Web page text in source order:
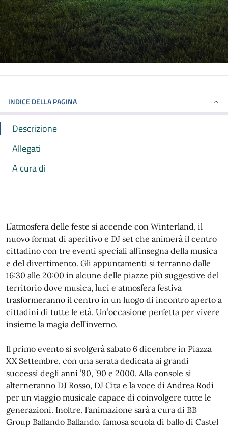
INDICE DELLA PAGINA
Descrizione
Allegati
A cura di
L’atmosfera delle feste si accende con Winterland, il
nuovo format di aperitivo e DJ set che animerà il centro
cittadino con tre eventi speciali all’insegna della musica
e del divertimento. Gli appuntamenti si terranno dalle
16:30 alle 20:00 in alcune delle piazze più suggestive del
territorio dove musica, luci e atmosfera festiva
trasformeranno il centro in un luogo di incontro aperto a
cittadini di tutte le età. Un’occasione perfetta per vivere
insieme la magia dell’inverno.
Il primo evento si svolgerà sabato 6 dicembre in Piazza
XX Settembre, con una serata dedicata ai grandi
successi degli anni ’80, ’90 e 2000. Alla console si
alterneranno DJ Rosso, DJ Cita e la voce di Andrea Rodi
per un viaggio musicale capace di coinvolgere tutte le
generazioni. Inoltre, l'animazione sarà a cura di BB
Group Ballando Ballando, famosa scuola di ballo di Castel